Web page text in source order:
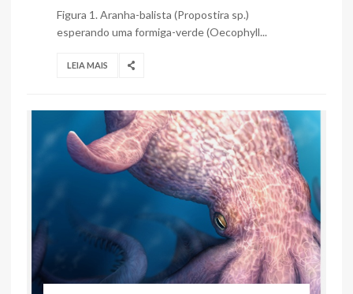
Figura 1. Aranha-balista (Propostira sp.)
esperando uma formiga-verde (Oecophyll...
LEIA MAIS